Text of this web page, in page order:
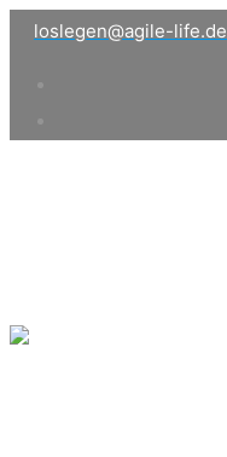
loslegen@agile-life.de